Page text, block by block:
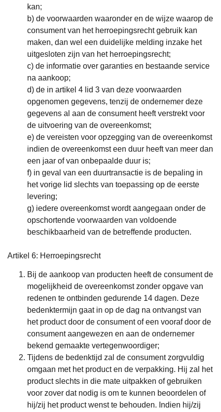
kan;
b) de voorwaarden waaronder en de wijze waarop de
consument van het herroepingsrecht gebruik kan
maken, dan wel een duidelijke melding inzake het
uitgesloten zijn van het herroepingsrecht;
c) de informatie over garanties en bestaande service
na aankoop;
d) de in artikel 4 lid 3 van deze voorwaarden
opgenomen gegevens, tenzij de ondernemer deze
gegevens al aan de consument heeft verstrekt voor
de uitvoering van de overeenkomst;
e) de vereisten voor opzegging van de overeenkomst
indien de overeenkomst een duur heeft van meer dan
een jaar of van onbepaalde duur is;
f) in geval van een duurtransactie is de bepaling in
het vorige lid slechts van toepassing op de eerste
levering;
g) iedere overeenkomst wordt aangegaan onder de
opschortende voorwaarden van voldoende
beschikbaarheid van de betreffende producten.
Artikel 6: Herroepingsrecht
Bij de aankoop van producten heeft de consument de
mogelijkheid de overeenkomst zonder opgave van
redenen te ontbinden gedurende 14 dagen. Deze
bedenktermijn gaat in op de dag na ontvangst van
het product door de consument of een vooraf door de
consument aangewezen en aan de ondernemer
bekend gemaakte vertegenwoordiger;
Tijdens de bedenktijd zal de consument zorgvuldig
omgaan met het product en de verpakking. Hij zal het
product slechts in die mate uitpakken of gebruiken
voor zover dat nodig is om te kunnen beoordelen of
hij/zij het product wenst te behouden. Indien hij/zij